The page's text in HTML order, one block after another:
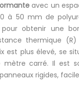
avec un
à 50 mm de
obtenir une
thermique
est plus élevé, se
carré. Il est
rigides,